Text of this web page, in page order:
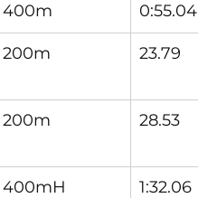
400m 0:55.04
200m 23.79
200m 28.53
400mH 1:32.06